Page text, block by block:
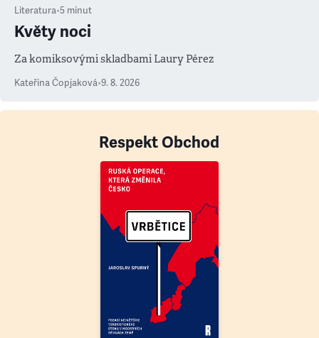
Literatura•5 minut
Květy noci
Za komiksovými skladbami Laury Pérez
Kateřina Čopjaková•9. 8. 2026
Respekt Obchod